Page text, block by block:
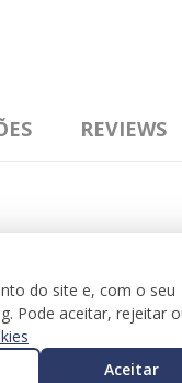
REVIEWS
do site e, com o seu
Pode aceitar, rejeitar
Aceitar